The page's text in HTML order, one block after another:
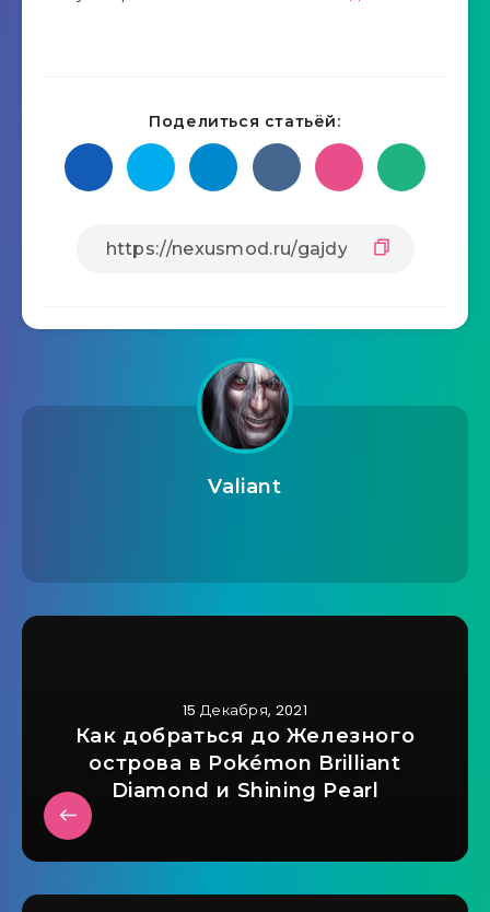
Поделиться статьёй:
Valiant
15 Декабря, 2021
Как добраться до Железного
острова в Pokémon Brilliant
Diamond и Shining Pearl